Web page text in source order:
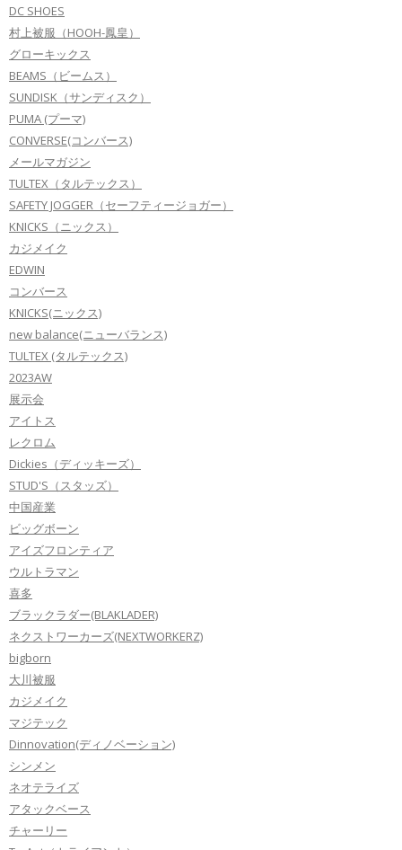
DC SHOES
村上被服（HOOH-鳳皇）
グローキックス
BEAMS（ビームス）
SUNDISK（サンディスク）
PUMA (プーマ)
CONVERSE(コンバース)
メールマガジン
TULTEX（タルテックス）
SAFETY JOGGER（セーフティージョガー）
KNICKS（ニックス）
カジメイク
EDWIN
コンバース
KNICKS(ニックス)
new balance(ニューバランス)
TULTEX (タルテックス)
2023AW
展示会
アイトス
レクロム
Dickies（ディッキーズ）
STUD'S（スタッズ）
中国産業
ビッグボーン
アイズフロンティア
ウルトラマン
喜多
ブラックラダー(BLAKLADER)
ネクストワーカーズ(NEXTWORKERZ)
bigborn
大川被服
カジメイク
マジテック
Dinnovation(ディノベーション)
シンメン
ネオテライズ
アタックベース
チャーリー